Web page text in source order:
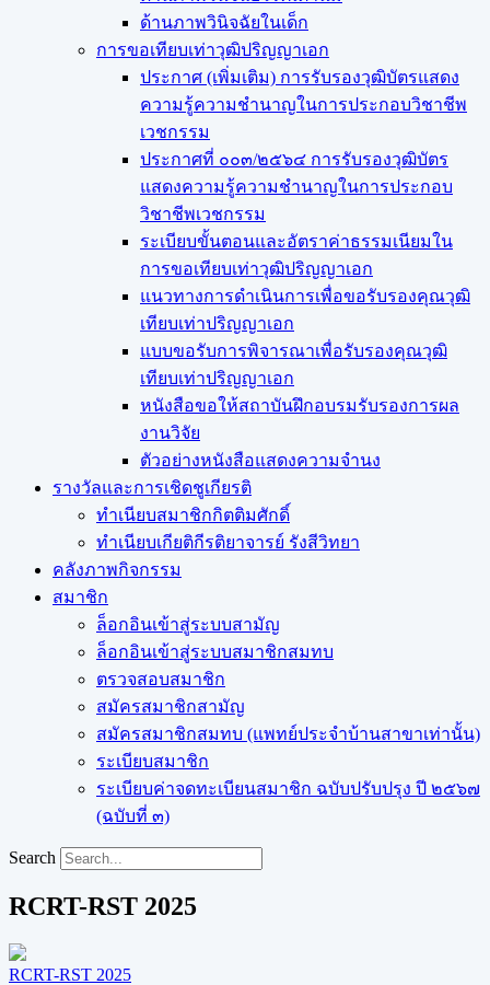
ด้านภาพวินิจฉัยในเด็ก
การขอเทียบเท่า​วุฒิปริญญา​เอก
ประกาศ (เพิ่มเติม) การรับรองวุฒิบัตรแสดง
ความรู้ความชำนาญในการประกอบวิชาชีพ
เวชกรรม
ประกาศที่ ๐๐๓/๒๕๖๔ การรับรองวุฒิบัตร
แสดงความรู้ความชำนาญในการประกอบ
วิชาชีพเวชกรรม
ระเบียบขั้นตอนและอัตราค่าธรรมเนียมใน
การขอเทียบเท่าวุฒิปริญญาเอก
แนวทางการดำเนินการเพื่อขอรับรองคุณวุฒิ
เทียบเท่าปริญญาเอก
แบบขอรับการพิจารณาเพื่อรับรองคุณวุฒิ
เทียบเท่าปริญญาเอก
หนังสือขอให้สถาบันฝึกอบรมรับรองการผล
งานวิจัย
ตัวอย่างหนังสือแสดงความจำนง
รางวัลและการเชิดชูเกียรติ
ทำเนียบสมาชิกกิตติมศักดิ์
ทำเนียบเกียติกีรติยาจารย์ รังสีวิทยา
คลังภาพกิจกรรม
สมาชิก
ล็อกอินเข้าสู่ระบบสามัญ
ล็อกอินเข้าสู่ระบบสมาชิกสมทบ
ตรวจสอบสมาชิก
สมัครสมาชิกสามัญ
สมัครสมาชิกสมทบ (แพทย์ประจำบ้านสาขาเท่านั้น)
ระเบียบสมาชิก
ระเบียบค่าจดทะเบียนสมาชิก ฉบับปรับปรุง ปี ๒๕๖๗
(ฉบับที่ ๓)
Search
RCRT-RST 2025
RCRT-RST 2025